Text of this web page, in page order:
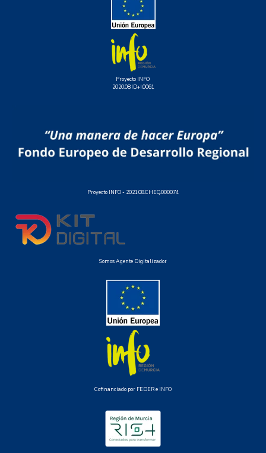
Proyecto INFO
2020.08.ID+I.0061
Proyecto INFO - 2021.08.CHEQ.000074
Somos Agente Digitalizador
Cofinanciado por FEDER e INFO